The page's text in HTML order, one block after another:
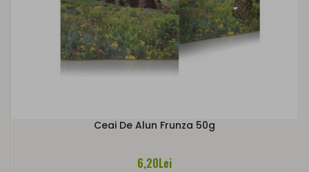
Ceai De Alun Frunza 50g
6,20Lei